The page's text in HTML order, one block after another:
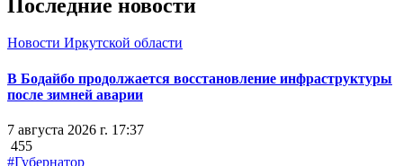
Последние новости
Новости Иркутской области
В Бодайбо продолжается восстановление инфраструктуры
после зимней аварии
7 августа 2026 г. 17:37
455
#Губернатор